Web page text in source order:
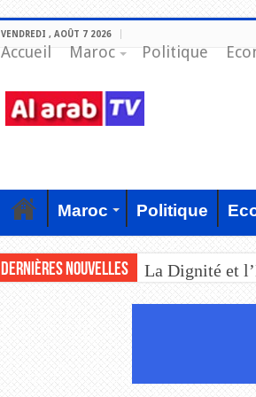
VENDREDI , AOÛT 7 2026
Accueil Maroc Politique
Maroc Politique
Dernières nouvelles La Dignité et